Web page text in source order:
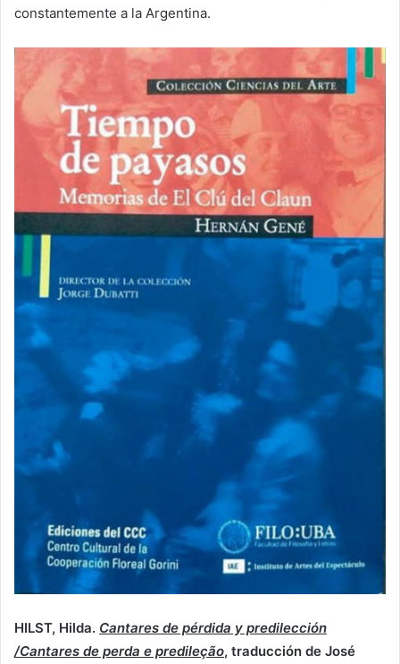
constantemente a la Argentina.
HILST, Hilda. Cantares de pérdida y predilección
/Cantares de perda e predileção, traducción de José